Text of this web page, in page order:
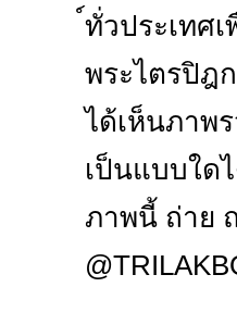
ทั่วประเทศ
พระไตรปิฎก
ได้เห็นภาพ
เป็นแบบใด
ภาพนี้ ถ่าย